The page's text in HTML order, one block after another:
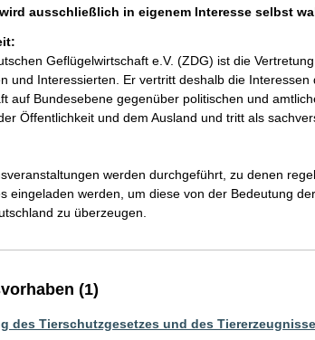
ausschließlich in eigenem Interesse selbst
Geflügelwirtschaft e.V. (ZDG) ist die
und Interessierten. Er vertritt deshalb die Interessen
auf Bundesebene gegenüber politischen und
Öffentlichkeit und dem Ausland und tritt als
werden durchgeführt, zu denen
eingeladen werden, um diese von der Bedeutung
zu überzeugen.
(1)
des Tierschutzgesetzes und des